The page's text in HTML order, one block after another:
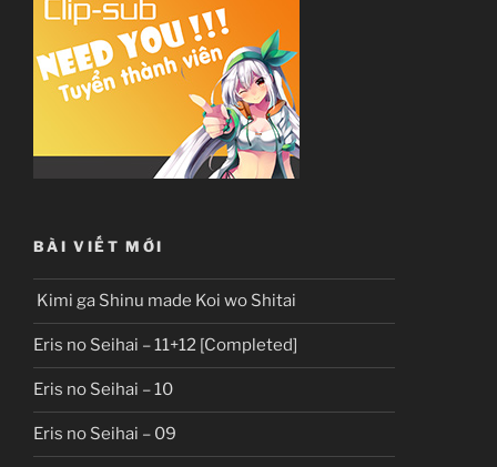
BÀI VIẾT MỚI
Kimi ga Shinu made Koi wo Shitai
Eris no Seihai – 11+12 [Completed]
Eris no Seihai – 10
Eris no Seihai – 09